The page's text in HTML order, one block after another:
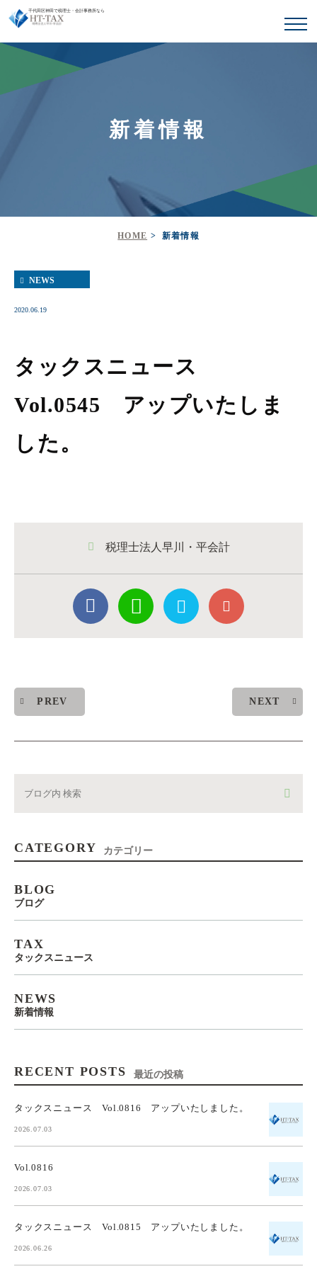
千代田区神田で税理士・会計事務所なら
新着情報
HOME 新着情報
NEWS
2020.06.19
タックスニュース
Vol.0545 アップいたしま
した。
税理士法人早川・平会計
PREV NEXT
CATEGORY カテゴリー
BLOG
ブログ
TAX
タックスニュース
NEWS
新着情報
RECENT POSTS 最近の投稿
タックスニュース Vol.0816 アップいたしました。
2026.07.03
Vol.0816
2026.07.03
タックスニュース Vol.0815 アップいたしました。
2026.06.26